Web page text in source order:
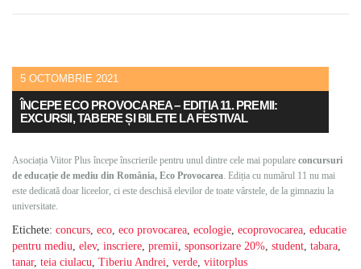
5 OCTOMBRIE 2021
ÎNCEPE ECO PROVOCAREA – EDIȚIA 11. PREMII:
EXCURSII, TABERE ȘI BILETE LA FESTIVAL
Asociația Viitor Plus începe înscrierile pentru unul dintre cele mai populare concursuri
de educație de mediu din România, Eco Provocarea. Ediția cu numărul 11 nu mai
este dedicată doar liceelor, ci este deschisă elevilor de toate vârstele, de la gimnaziu la
universitate.
Etichete: concurs, eco, eco provocarea, ecologie, ecoprovocarea, educatie
pentru mediu, elev, inscriere, premii, sponsorizare 20%, student, tabara,
tanar, teia ciulacu, Tiberiu Andrei, verde, viitorplus